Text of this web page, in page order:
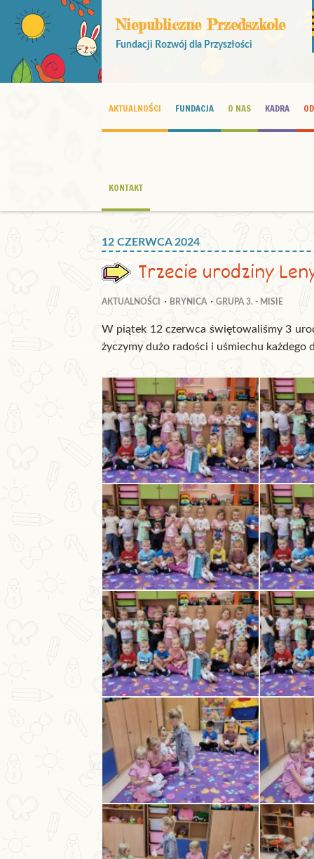
Niepubliczne Przedszkole
Fundacji Rozwój dla Przyszłości
AKTUALNOŚCI FUNDACJA O NAS KADRA
KONTAKT
12 CZERWCA 2024
Trzecie urodziny
AKTUALNOŚCI BRYNICA GRUPA 3. - MISIE
W piątek 12 czerwca świętowaliśmy 3
życzymy dużo radości i uśmiechu każdego